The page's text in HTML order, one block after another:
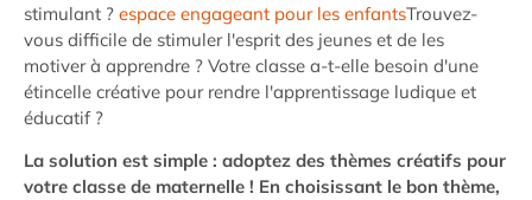
stimulant ? espace engageant pour les enfantsTrouvez-
vous difficile de stimuler l'esprit des jeunes et de les
motiver à apprendre ? Votre classe a-t-elle besoin d'une
étincelle créative pour rendre l'apprentissage ludique et
éducatif ?
La solution est simple : adoptez des thèmes créatifs pour
votre classe de maternelle ! En choisissant le bon thème,